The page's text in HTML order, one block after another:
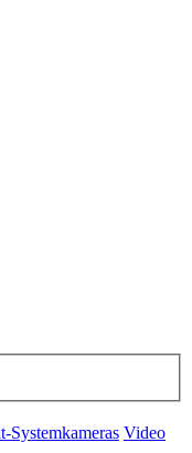
Video